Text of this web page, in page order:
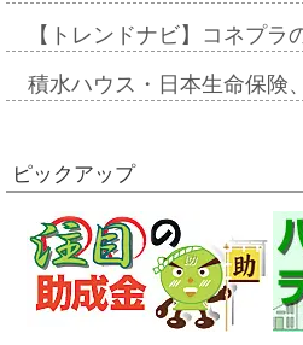
【トレンドナビ】コネプ
積水ハウス・日本生命保険
ピックアップ